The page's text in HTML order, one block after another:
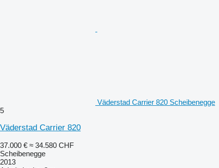
Väderstad Carrier 820 Scheibenegge
5
Väderstad Carrier 820
37.000 € ≈ 34.580 CHF
Scheibenegge
2013